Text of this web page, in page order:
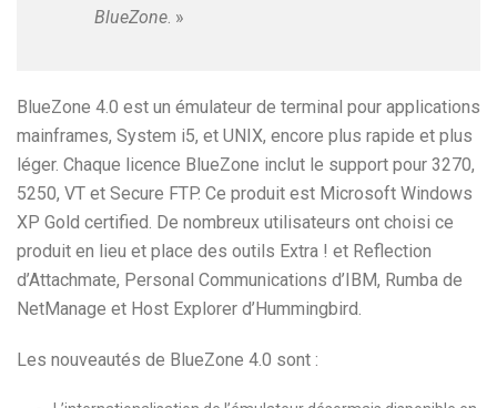
BlueZone. »
BlueZone 4.0 est un émulateur de terminal pour applications
mainframes, System i5, et UNIX, encore plus rapide et plus
léger. Chaque licence BlueZone inclut le support pour 3270,
5250, VT et Secure FTP. Ce produit est Microsoft Windows
XP Gold certified. De nombreux utilisateurs ont choisi ce
produit en lieu et place des outils Extra ! et Reflection
d’Attachmate, Personal Communications d’IBM, Rumba de
NetManage et Host Explorer d’Hummingbird.
Les nouveautés de BlueZone 4.0 sont :